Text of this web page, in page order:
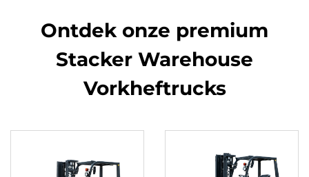
Ontdek onze premium
Stacker Warehouse
Vorkheftrucks